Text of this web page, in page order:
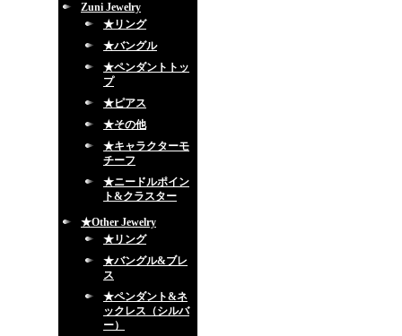
Zuni Jewelry
★リング
★バングル
★ペンダントトッ
プ
★ピアス
★その他
★キャラクターモ
チーフ
★ニードルポイン
ト&クラスター
★Other Jewelry
★リング
★バングル&ブレ
ス
★ペンダント&ネ
ックレス（シルバ
ー）